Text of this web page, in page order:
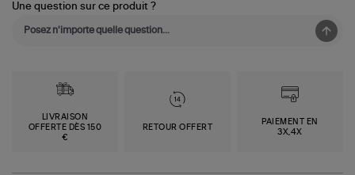
Une question sur ce produit ?
LIVRAISON
OFFERTE DÈS 150
€
RETOUR OFFERT
PAIEMENT EN
3X,4X